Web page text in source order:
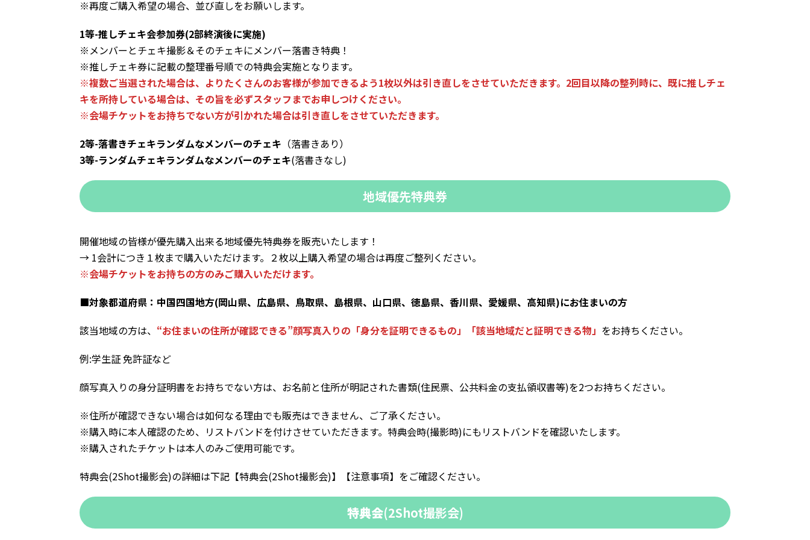
※再度ご購入希望の場合、並び直しをお願いします。
1等-推しチェキ会参加券(2部終演後に実施)
※メンバーとチェキ撮影＆そのチェキにメンバー落書き特典！
※推しチェキ券に記載の整理番号順での特典会実施となります。
※複数ご当選された場合は、よりたくさんのお客様が参加できるよう1枚以外は引き直しをさせていただきます。2回目以降の整列時に、既に推しチェ
キを所持している場合は、その旨を必ずスタッフまでお申しつけください。
※会場チケットをお持ちでない方が引かれた場合は引き直しをさせていただきます。
2等-落書きチェキランダムなメンバーのチェキ （落書きあり）
3等-ランダムチェキランダムなメンバーのチェキ(落書きなし)
地域優先特典券
開催地域の皆様が優先購入出来る地域優先特典券を販売いたします！
→ 1会計につき１枚まで購入いただけます。２枚以上購入希望の場合は再度ご整列ください。
※会場チケットをお持ちの方のみご購入いただけます。
■対象都道府県：中国四国地方(岡山県、広島県、鳥取県、島根県、山口県、徳島県、香川県、愛媛県、高知県)にお住まいの方
該当地域の方は、 “お住まいの住所が確認できる”顔写真入りの「身分を証明できるもの」「該当地域だと証明できる物」 をお持ちください。
例:学生証 免許証など
顔写真入りの身分証明書をお持ちでない方は、お名前と住所が明記された書類(住民票、公共料金の支払領収書等)を2つお持ちください。
※住所が確認できない場合は如何なる理由でも販売はできません、ご了承ください。
※購入時に本人確認のため、リストバンドを付けさせていただきます。特典会時(撮影時)にもリストバンドを確認いたします。
※購入されたチケットは本人のみご使用可能です。
特典会(2Shot撮影会)の詳細は下記【特典会(2Shot撮影会)】【注意事項】をご確認ください。
特典会(2Shot撮影会)